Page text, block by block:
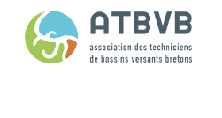
Panneau de gestion des cookies